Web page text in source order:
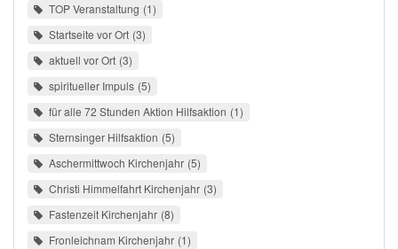
TOP Veranstaltung 1
Startseite vor Ort 3
aktuell vor Ort 3
spiritueller Impuls 5
für alle 72 Stunden Aktion Hilfsaktion 1
Sternsinger Hilfsaktion 5
Aschermittwoch Kirchenjahr 5
Christi Himmelfahrt Kirchenjahr 3
Fastenzeit Kirchenjahr 8
Fronleichnam Kirchenjahr 1